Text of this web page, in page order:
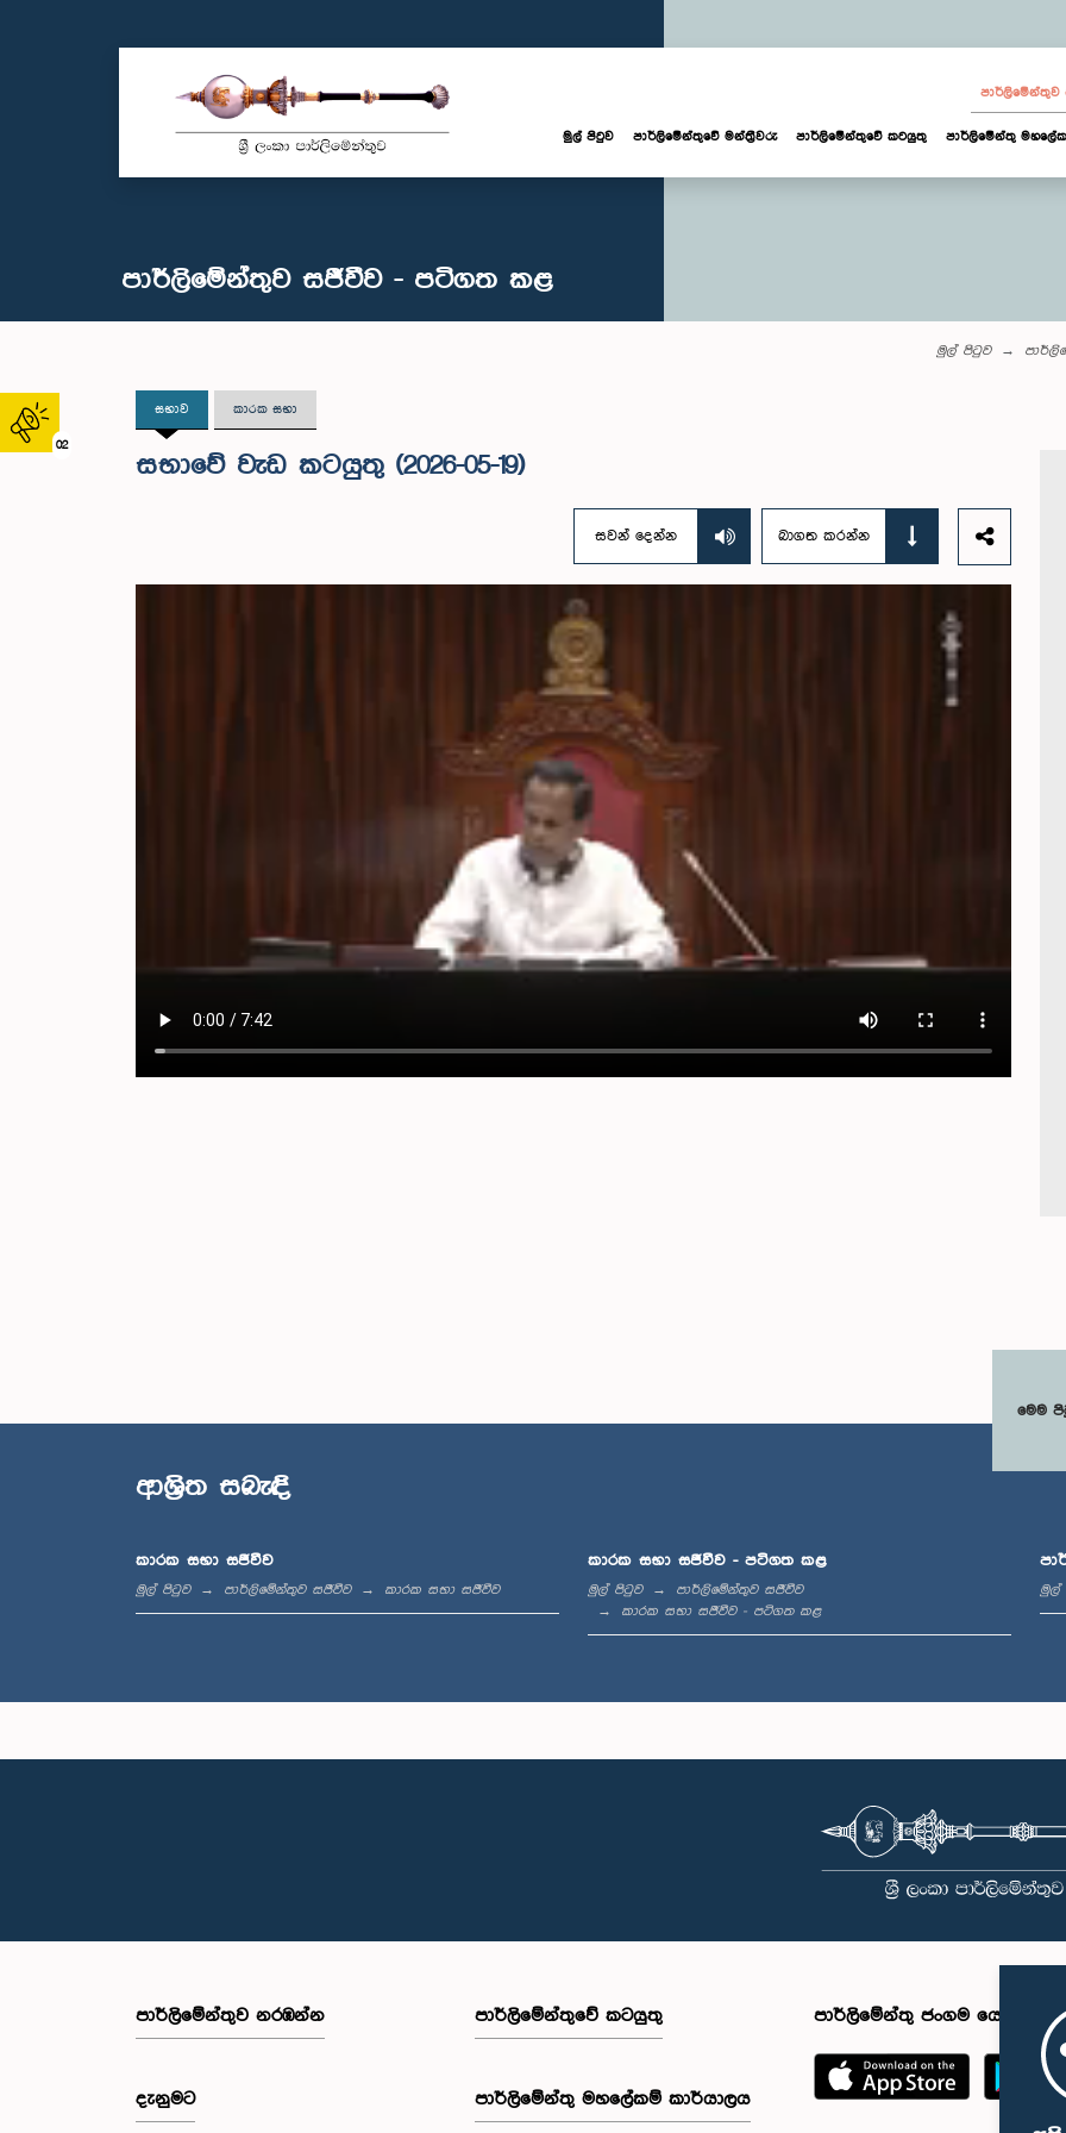
02
පාර්ලි‌මේන්තුව
මුල් පිටුව පාර්ලි‌මේන්තුවේ මන්ත්‍රීවරු පාර්ලිමේන්තුවේ කටයුතු පාර්ලිමේන්තු
පාර්ලිමේන්තුව සජීවීව - පටිගත කළ
මුල් පිටුව
සභාව කාරක සභා
සභාවේ වැඩ කටයුතු (2026-05-19)
සවන් දෙන්න බාගත කරන්න
මෙම
ආශ්‍රිත සබැඳි
කාරක සභා සජීවීව
මුල් පිටුව පාර්ලිමේන්තුව සජීවීව කාරක සභා සජීවීව
කාරක සභා සජීවීව - පටිගත කළ
මුල් පිටුව
පාර්ලිමේන්තුව සජීවීව
කාරක සභා සජීවීව - පටිගත කළ
මුල්
පාර්ලි‌මේන්තුව නරඹන්න
දැනුමට
පාර්ලිමේන්තුවේ කටයුතු
පාර්ලිමේන්තු මහලේකම් කාර්යාලය
පාර්ලිමේන්තු ජංගම යෙදුම